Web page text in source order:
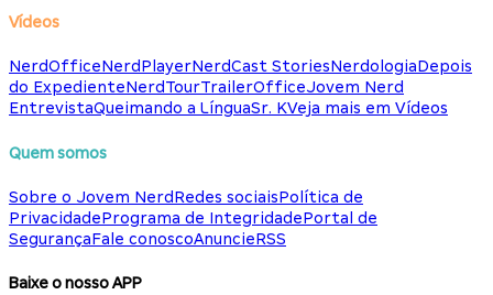
Vídeos
NerdOfficeNerdPlayerNerdCast StoriesNerdologiaDepois
do ExpedienteNerdTourTrailerOfficeJovem Nerd
EntrevistaQueimando a LínguaSr. KVeja mais em Vídeos
Quem somos
Sobre o Jovem NerdRedes sociaisPolítica de
PrivacidadePrograma de IntegridadePortal de
SegurançaFale conoscoAnuncieRSS
Baixe o nosso APP